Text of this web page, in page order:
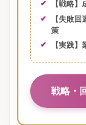
【戦略
【失敗
策
【実践
戦略・